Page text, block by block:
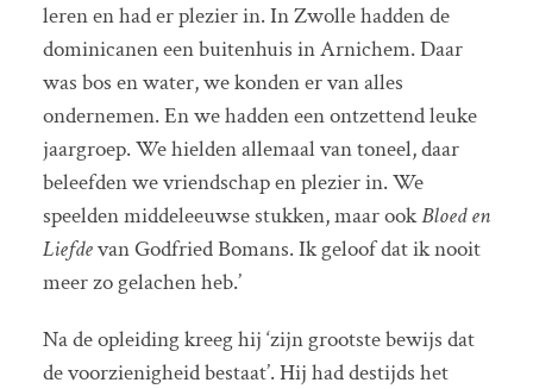
leren en had er plezier in. In Zwolle hadden de
dominicanen een buitenhuis in Arnichem. Daar
was bos en water, we konden er van alles
ondernemen. En we hadden een ontzettend leuke
jaargroep. We hielden allemaal van toneel, daar
beleefden we vriendschap en plezier in. We
speelden middeleeuwse stukken, maar ookBloed en
Liefdevan Godfried Bomans. Ik geloof dat ik nooit
meer zo gelachen heb.’
Na de opleiding kreeg hij ‘zijn grootste bewijs dat
de voorzienigheid bestaat’. Hij had destijds het